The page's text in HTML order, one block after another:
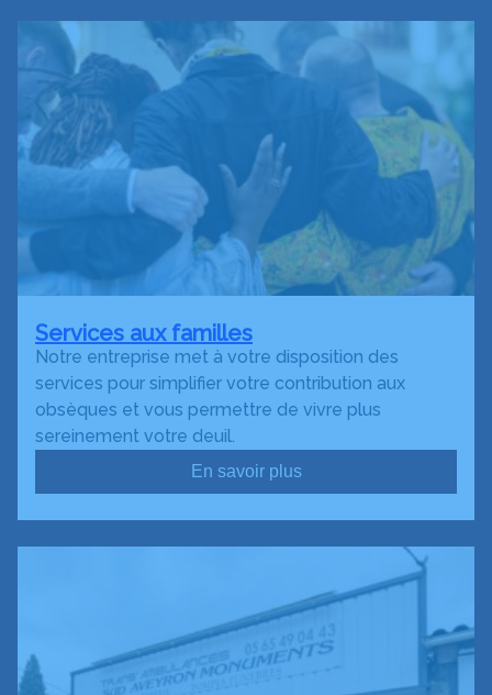
Services aux familles
Notre entreprise met à votre disposition des
services pour simplifier votre contribution aux
obsèques et vous permettre de vivre plus
sereinement votre deuil.
En savoir plus